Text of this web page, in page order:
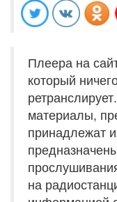
Плеера на
который
материалы,
принадлежат
на